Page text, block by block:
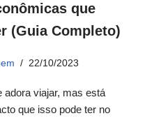
que
(Guia Completo)
22/10/2023
adora viajar, mas está
que isso pode ter no